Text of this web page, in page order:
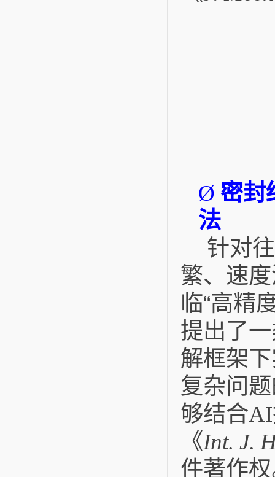
Ø 密封
法
针对
繁、速
临“高精
提出了
解框架
复杂问
够结合AI
《Int. J.
件著作